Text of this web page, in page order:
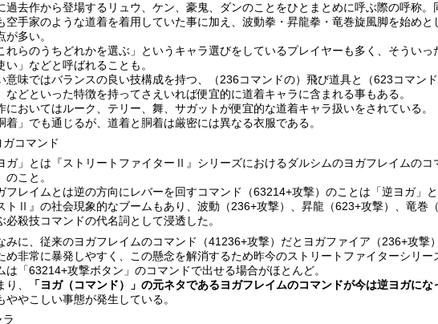
過去作から登場するリュウ、ケン、豪鬼、ダンのことをひとまとめに呼ぶ際の呼称。
空手家のような道着を着用していた事に加え、波動拳・昇龍拳・竜巻旋風脚を始めと
が多い。
れらのうちどれかを選ぶ」というキャラ選びをしているプレイヤーも多く、そういっ
い」などと呼ばれることも。
意味ではバランスの良い技構成を持つ、（236コマンドの）飛び道具と（623コマン
などといった特徴を持ってさえいれば便宜的に道着キャラに含まれる事もある。
においてはルーク、テリー、舞、サガットが便宜的な道着キャラ扱いをされている。
着」でも通じるが、道着と胴着は厳密には異なる衣服である。
ガコマンド
ガ」とは『ストリートファイターⅡ』シリーズにおけるダルシムのヨガフレイムの
のこと。
フレイムとは逆の方向にレバーを回すコマンド（63214+攻撃）のことは「逆ヨガ」と
トⅡ』の社会現象的なブームもあり、波動（236+攻撃）、昇龍（623+攻撃）、竜巻
必殺技コマンドの代名詞として浸透した。
みに、従来のヨガフレイムのコマンド（41236+攻撃）だとヨガファイア（236+攻撃
め非常に暴発しやすく、この懸念を解消するため昨今のストリートファイターシリー
は「63214+攻撃ボタン」のコマンドで出せる場合がほとんど。
り、
「ヨガ（コマンド）」の元ネタであるヨガフレイムのコマンドが今は逆ヨガにな
ややこしい事態が発生している。